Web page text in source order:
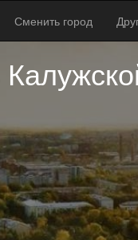
Сменить город